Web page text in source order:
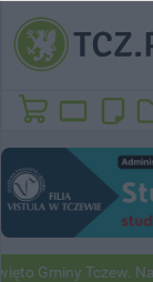
Gminy Tczew.